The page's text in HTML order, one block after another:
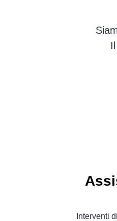
Interventi di